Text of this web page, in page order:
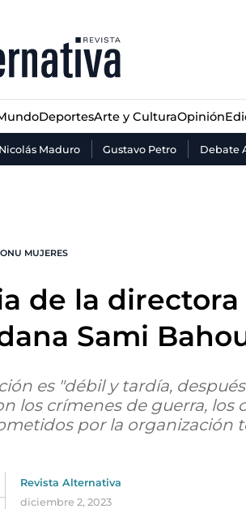
DeportesArte y CulturaOpinión
Nicolás Maduro Gustavo Petro Debate
Deportes Arte y Cultura
ONU MUJERES
de la directora
Sami
es "débil y tardía,
los crímenes de guerra, los
por la organización
Revista Alternativa
diciembre 2, 2023